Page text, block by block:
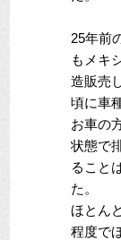
25年前
もメキ
造販売
頃に車
お車の
状態で
ること
た。
ほとん
程度で